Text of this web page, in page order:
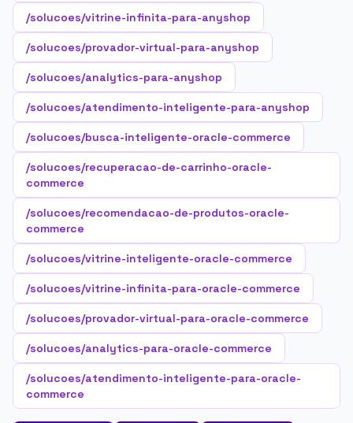
/solucoes/vitrine-infinita-para-anyshop
/solucoes/provador-virtual-para-anyshop
/solucoes/analytics-para-anyshop
/solucoes/atendimento-inteligente-para-anyshop
/solucoes/busca-inteligente-oracle-commerce
/solucoes/recuperacao-de-carrinho-oracle-
commerce
/solucoes/recomendacao-de-produtos-oracle-
commerce
/solucoes/vitrine-inteligente-oracle-commerce
/solucoes/vitrine-infinita-para-oracle-commerce
/solucoes/provador-virtual-para-oracle-commerce
/solucoes/analytics-para-oracle-commerce
/solucoes/atendimento-inteligente-para-oracle-
commerce